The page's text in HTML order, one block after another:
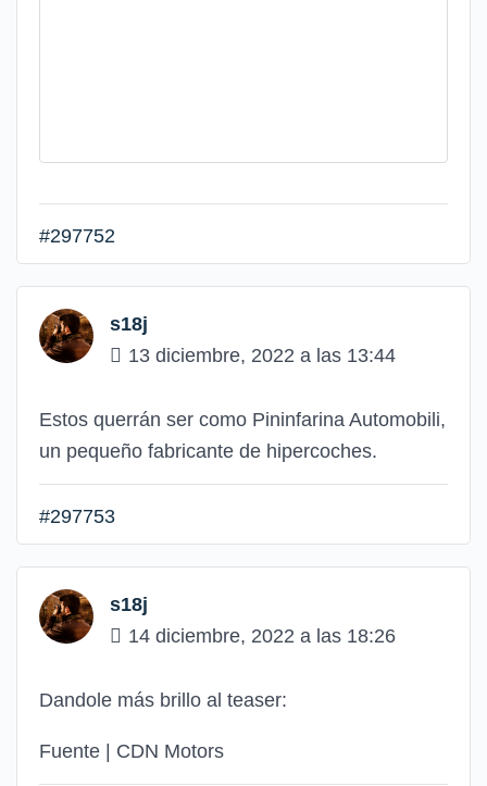
#297752
s18j
13 diciembre, 2022 a las 13:44
Estos querrán ser como Pininfarina Automobili,
un pequeño fabricante de hipercoches.
#297753
s18j
14 diciembre, 2022 a las 18:26
Dandole más brillo al teaser:
Fuente | CDN Motors